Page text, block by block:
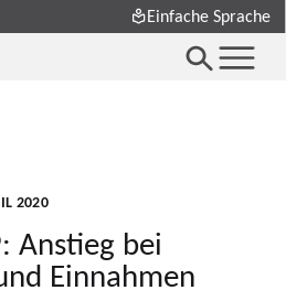
Einfache Sprache
2020
Anstieg bei
Einnahmen